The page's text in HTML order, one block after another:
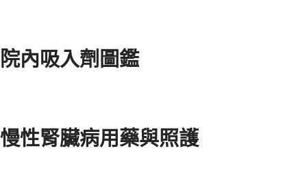
院內吸入劑圖鑑
慢性腎臟病用藥與照護